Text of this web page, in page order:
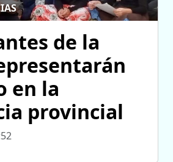
de la
en la
provincial